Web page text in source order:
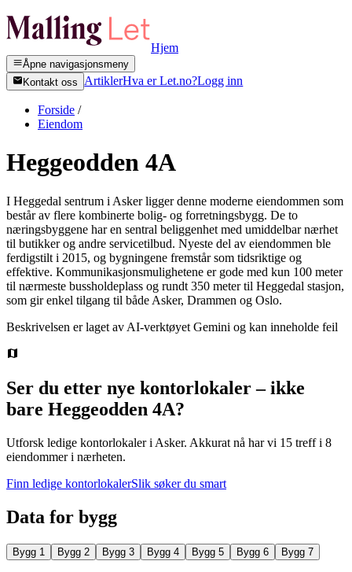
Hjem
Åpne navigasjonsmeny
Kontakt oss
ArtiklerHva er Let.no?Logg inn
Forside /
Eiendom
Heggeodden 4A
I Heggedal sentrum i Asker ligger denne moderne eiendommen som
består av flere kombinerte bolig- og forretningsbygg. De to
næringsbyggene har en sentral beliggenhet med umiddelbar nærhet
til butikker og andre servicetilbud. Nyeste del av eiendommen ble
ferdigstilt i 2015, og bygningene fremstår som tidsriktige og
effektive. Kommunikasjonsmulighetene er gode med kun 100 meter
til nærmeste bussholdeplass og rundt 350 meter til Heggedal stasjon,
som gir enkel tilgang til både Asker, Drammen og Oslo.
Beskrivelsen er laget av AI-verktøyet Gemini og kan inneholde feil
Ser du etter nye kontorlokaler – ikke
bare Heggeodden 4A?
Utforsk ledige kontorlokaler i Asker. Akkurat nå har vi 15 treff i 8
eiendommer i nærheten.
Finn ledige kontorlokalerSlik søker du smart
Data for bygg
Bygg 1 Bygg 2 Bygg 3 Bygg 4 Bygg 5 Bygg 6 Bygg 7